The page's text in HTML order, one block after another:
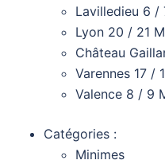
Lavilledieu 6 /
Lyon 20 / 21
Château
Varennes 17 /
Valence 8 / 9
Catégories :